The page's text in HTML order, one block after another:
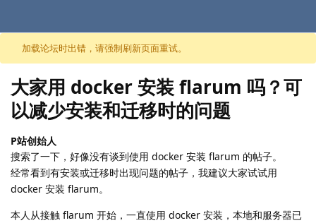
跳至内容
加载论坛时出错，请强制刷新页面重试。
大家用 docker 安装 flarum 吗？可
以减少安装和迁移时的问题
P站创始人
搜索了一下，好像没有谈到使用 docker 安装 flarum 的帖子。
经常看到有安装或迁移时出现问题的帖子，我建议大家试试用
docker 安装 flarum。
本人从接触 flarum 开始，一直使用 docker 安装，本地和服务器已